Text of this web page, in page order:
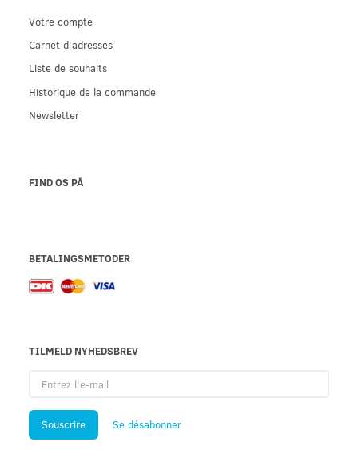
Votre compte
Carnet d'adresses
Liste de souhaits
Historique de la commande
Newsletter
FIND OS PÅ
BETALINGSMETODER
TILMELD NYHEDSBREV
l'e-
Souscrire Se désabonner